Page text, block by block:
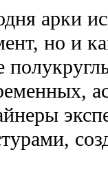
арки
но и